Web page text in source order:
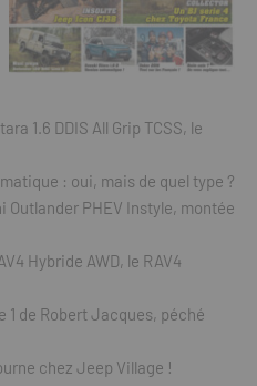
1.6 DDIS All Grip TCSS, le
: oui, mais de quel type ?
PHEV Instyle, montée
Hybride AWD, le RAV4
1 de Robert Jacques, péché
chez Jeep Village !